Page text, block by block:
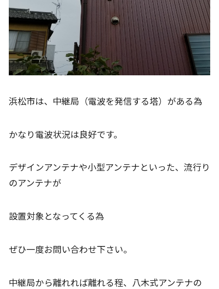
浜松市は、中継局（電波を発信する塔）がある為
かなり電波状況は良好です。
デザインアンテナや小型アンテナといった、流行り
のアンテナが
設置対象となってくる為
ぜひ一度お問い合わせ下さい。
中継局から離れれば離れる程、八木式アンテナの